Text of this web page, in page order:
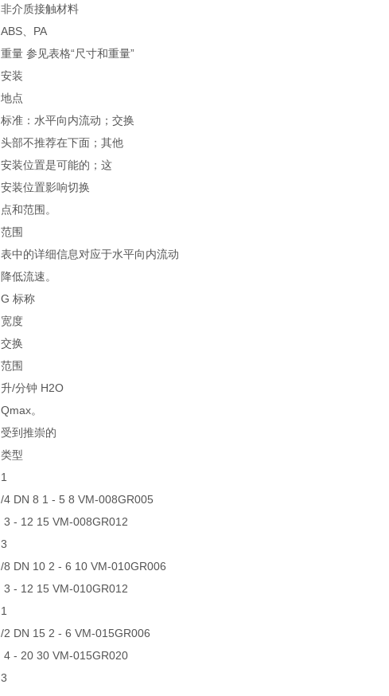
非介质接触材料
ABS、PA
重量 参见表格“尺寸和重量”
安装
地点
标准：水平向内流动；交换
头部不推荐在下面；其他
安装位置是可能的；这
安装位置影响切换
点和范围。
范围
表中的详细信息对应于水平向内流动
降低流速。
G 标称
宽度
交换
范围
升/分钟 H2O
Qmax。
受到推崇的
类型
1
/4 DN 8 1 - 5 8 VM-008GR005
3 - 12 15 VM-008GR012
3
/8 DN 10 2 - 6 10 VM-010GR006
3 - 12 15 VM-010GR012
1
/2 DN 15 2 - 6 VM-015GR006
4 - 20 30 VM-015GR020
3